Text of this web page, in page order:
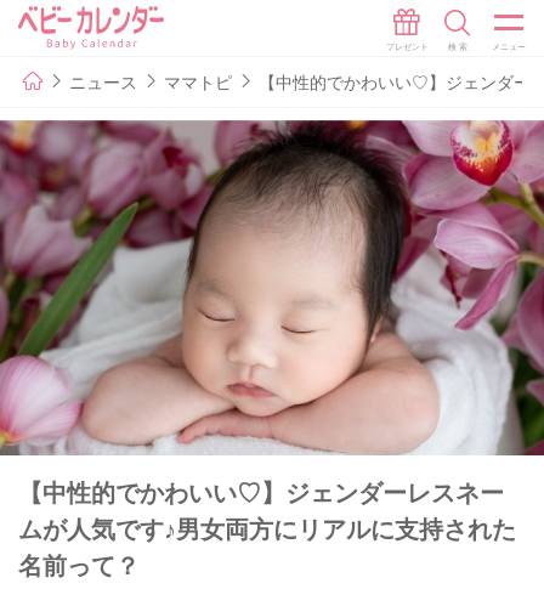
ニュース ママトピ 【中性的でかわいい♡】ジェンダー
【中性的でかわいい♡】ジェンダーレスネー
ムが人気です♪男女両方にリアルに支持された
名前って？